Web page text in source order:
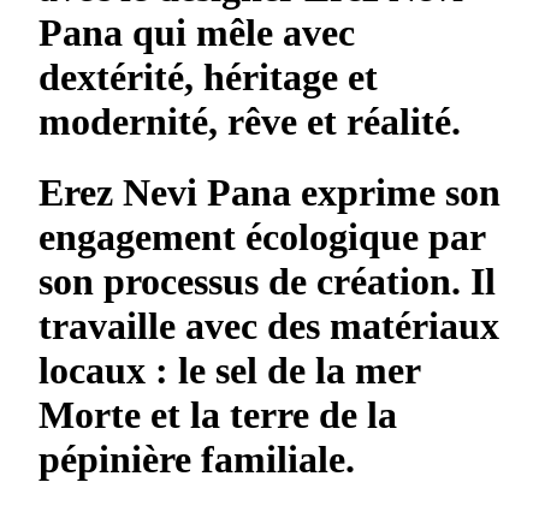
Pana qui mêle avec
dextérité, héritage et
modernité, rêve et réalité.
Erez Nevi Pana exprime son
engagement écologique par
son processus de création. Il
travaille avec des matériaux
locaux : le sel de la mer
Morte et la terre de la
pépinière familiale.